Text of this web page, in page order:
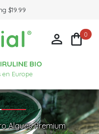
$19.99
BIO
en Europe
 0
Algues Premium